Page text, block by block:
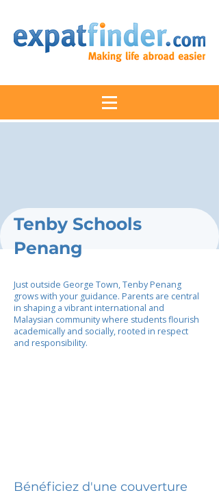
Tenby Schools
Penang
Just outside George Town, Tenby Penang
grows with your guidance. Parents are central
in shaping a vibrant international and
Malaysian community where students flourish
academically and socially, rooted in respect
and responsibility.
Bénéficiez d'une couverture